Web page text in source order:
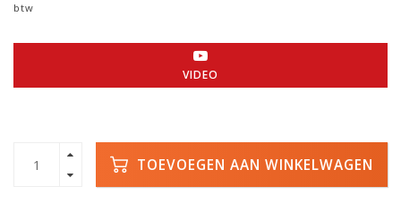
btw
VIDEO
TOEVOEGEN AAN WINKELWAGEN